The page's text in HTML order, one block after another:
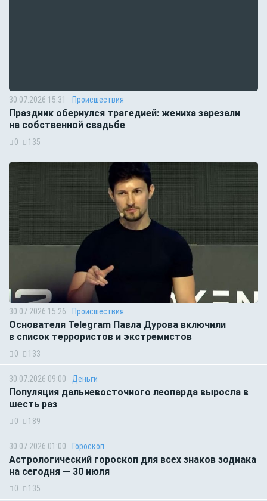
30.07.2026 15:31 Происшествия
Праздник обернулся трагедией: жениха зарезали
на собственной свадьбе
0 135
30.07.2026 15:26 Происшествия
Основателя Telegram Павла Дурова включили
в список террористов и экстремистов
0 133
30.07.2026 09:00 Деньги
Популяция дальневосточного леопарда выросла в
шесть раз
0 189
30.07.2026 01:00 Гороскоп
Астрологический гороскоп для всех знаков зодиака
на сегодня — 30 июля
0 135